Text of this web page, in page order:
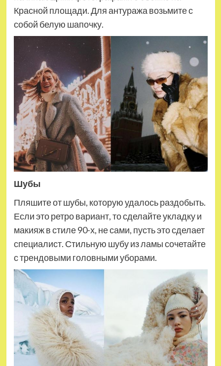
Красной площади. Для антуража возьмите с
собой белую шапочку.
Шубы
Пляшите от шубы, которую удалось раздобыть.
Если это ретро вариант, то сделайте укладку и
макияж в стиле 90-х, не сами, пусть это сделает
специалист. Стильную шубу из ламы сочетайте
с трендовыми головными уборами.